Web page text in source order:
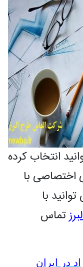
انتخاب کرده
با
با
تماس
در ایران